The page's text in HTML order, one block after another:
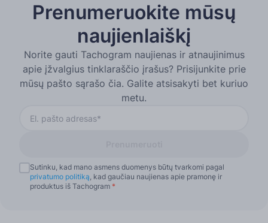
Prenumeruokite mūsų
naujienlaiškį
Norite gauti Tachogram naujienas ir atnaujinimus
apie įžvalgius tinklaraščio įrašus? Prisijunkite prie
mūsų pašto sąrašo čia. Galite atsisakyti bet kuriuo
metu.
Sutinku, kad mano asmens duomenys būtų tvarkomi pagal
privatumo politiką, kad gaučiau naujienas apie pramonę ir
produktus iš Tachogram *